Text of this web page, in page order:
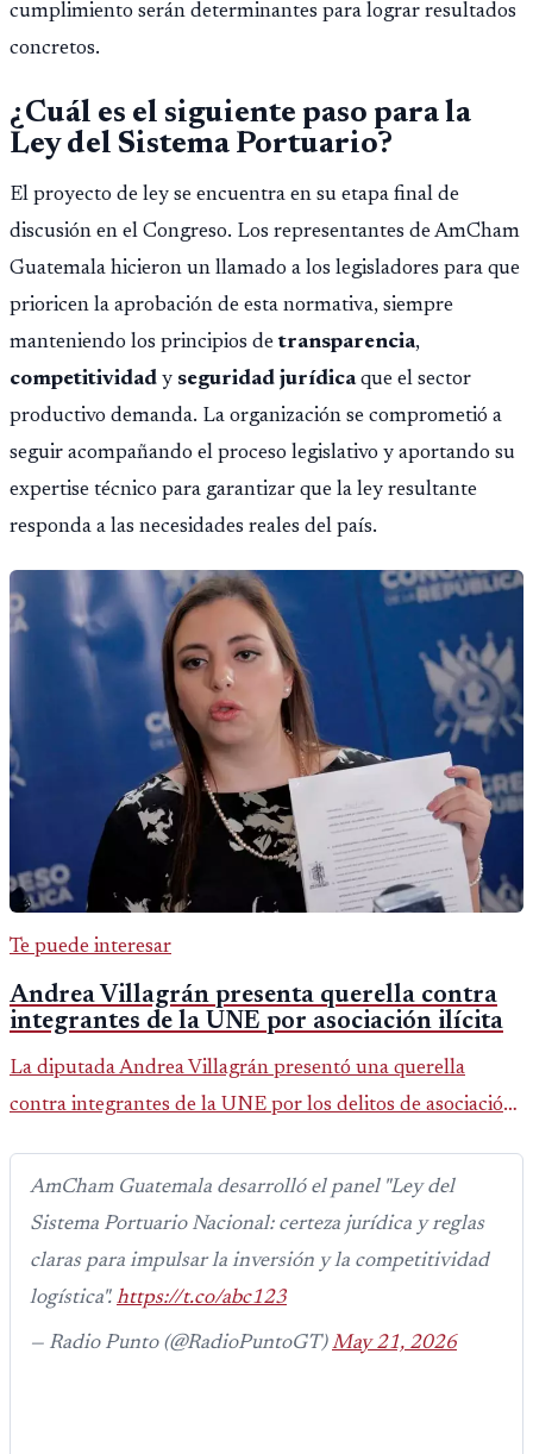
cumplimiento serán determinantes para lograr resultados
concretos.
¿Cuál es el siguiente paso para la
Ley del Sistema Portuario?
El proyecto de ley se encuentra en su etapa final de
discusión en el Congreso. Los representantes de AmCham
Guatemala hicieron un llamado a los legisladores para que
prioricen la aprobación de esta normativa, siempre
manteniendo los principios detransparencia,
competitividad y seguridad jurídicaque el sector
productivo demanda. La organización se comprometió a
seguir acompañando el proceso legislativo y aportando su
expertise técnico para garantizar que la ley resultante
responda a las necesidades reales del país.
Te puede interesar
Andrea Villagrán presenta querella contra
integrantes de la UNE por asociación ilícita
La diputada Andrea Villagrán presentó una querella
contra integrantes de la UNE por los delitos de asociación
AmCham Guatemala desarrolló el panel "Ley del
Sistema Portuario Nacional: certeza jurídica y reglas
claras para impulsar la inversión y la competitividad
logística". https://t.co/abc123
— Radio Punto (@RadioPuntoGT)May 21, 2026